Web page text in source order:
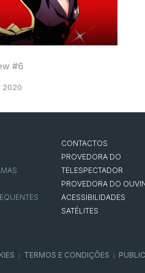
#6
2020
CONTACTOS
PROVEDORA DO
TELESPECTADOR
PROVEDORA DO
ACESSIBILIDADES
SATÉLITES
TERMOS E CONDIÇÕES